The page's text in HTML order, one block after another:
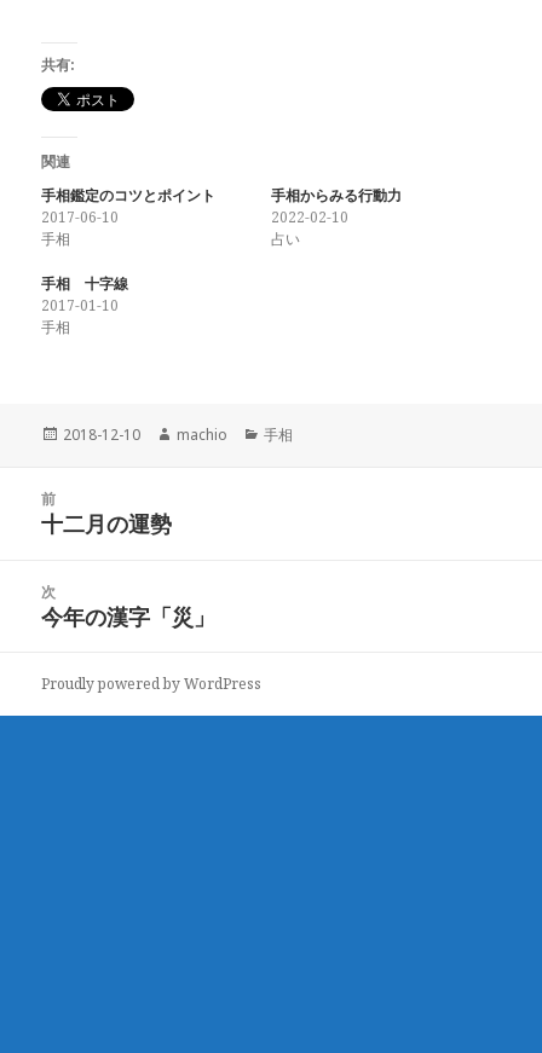
共有:
関連
手相鑑定のコツとポイント
2017-06-10
手相
手相からみる行動力
2022-02-10
占い
手相 十字線
2017-01-10
手相
投
2018-12-10
作
machio
カ
手相
ン
前
前
投
稿:
十二月の運勢
次
次
投
今年の漢字「災」
Proudly powered by WordPress